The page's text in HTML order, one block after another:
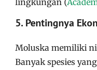
5. Pentingnya
Moluska memiliki
Banyak spesies